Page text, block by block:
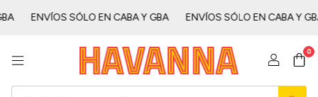
ENVÍOS SÓLO EN CABA Y GBAㅤㅤㅤㅤㅤ ENVÍOS SÓLO EN CABA Y GBAㅤㅤㅤㅤㅤ
0